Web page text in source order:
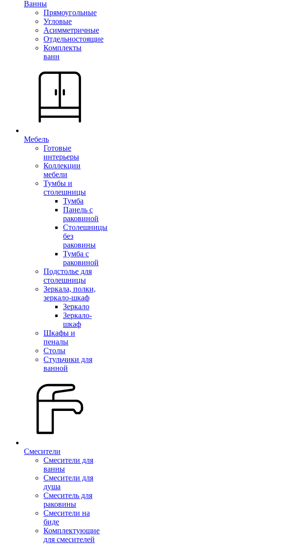
Ванны
Прямоугольные
Угловые
Асимметричные
Отдельностоящие
Комплекты
ванн
Мебель
Готовые
интерьеры
Коллекции
мебели
Тумбы и
столешницы
Тумба
Панель с
раковиной
Столешницы
без
раковины
Тумба с
раковиной
Подстолье для
столешницы
Зеркала, полки,
зеркало-шкаф
Зеркало
Зеркало-
шкаф
Шкафы и
пеналы
Столы
Стульчики для
ванной
Смесители
Смесители для
ванны
Смесители для
душа
Смеситель для
раковины
Смесители на
биде
Комплектующие
для смесителей